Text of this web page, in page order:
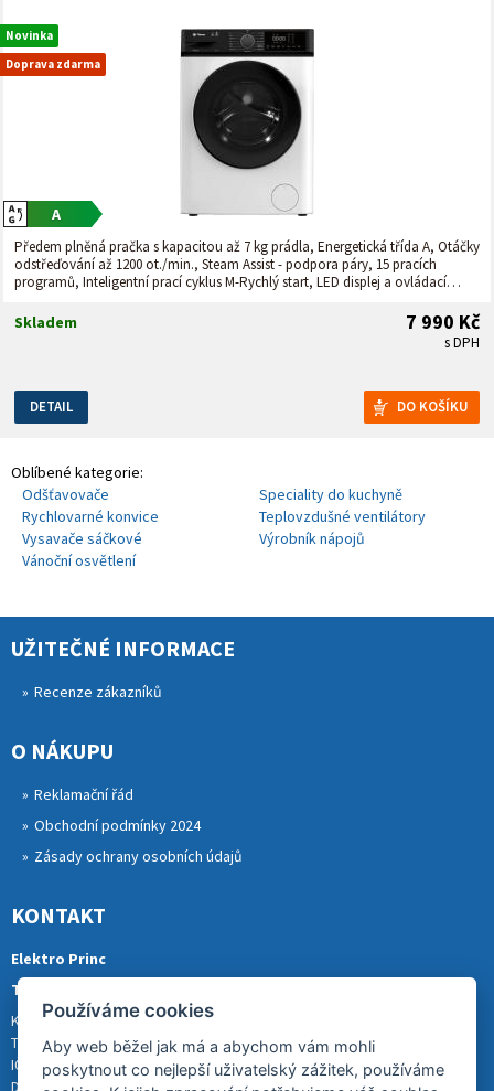
Novinka
Doprava zdarma
Předem plněná pračka s kapacitou až 7 kg prádla, Energetická třída A, Otáčky
odstřeďování až 1200 ot./min., Steam Assist - podpora páry, 15 pracích
programů, Inteligentní prací cyklus M-Rychlý start, LED displej a ovládací
konec praní až o 24 hodin, Rozměry (VxŠxH): 85 x 60 x 47 cm.
7 990 Kč
s DPH
Skladem
DETAIL
Oblíbené kategorie:
Odšťavovače
Speciality do kuchyně
Rychlovarné konvice
Teplovzdušné ventilátory
Vysavače sáčkové
Výrobník nápojů
Vánoční osvětlení
UŽITEČNÉ INFORMACE
Recenze zákazníků
O NÁKUPU
Reklamační řád
Obchodní podmínky 2024
Zásady ochrany osobních údajů
KONTAKT
Elektro Princ
Tomáš Princ
Krkonošská 290, 46841 TANVALD
Tel.: 773 880 988
IČ: 01153731
DIČ: CZ8007202522
Používáme cookies
Aby web běžel jak má a abychom vám mohli
poskytnout co nejlepší uživatelský zážitek, používáme